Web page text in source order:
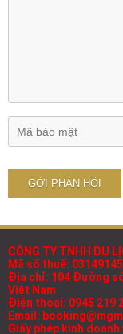
CÔNG TY TNHH DU
Mã số thuế:
Địa chỉ: 104 Đường
Việt Nam
Điện thoại: 0945 219
Email:
Giấy phép kinh